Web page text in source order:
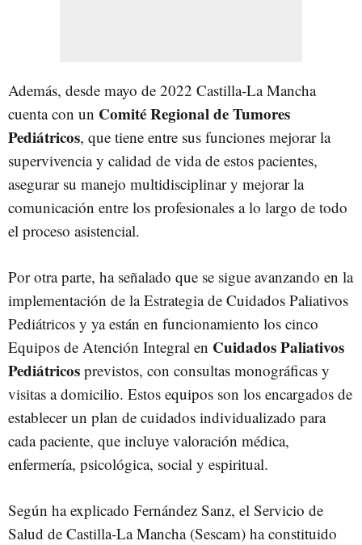
Además, desde mayo de 2022 Castilla-La Mancha
cuenta con un Comité Regional de Tumores
Pediátricos, que tiene entre sus funciones mejorar la
supervivencia y calidad de vida de estos pacientes,
asegurar su manejo multidisciplinar y mejorar la
comunicación entre los profesionales a lo largo de todo
el proceso asistencial.
Por otra parte, ha señalado que se sigue avanzando en la
implementación de la Estrategia de Cuidados Paliativos
Pediátricos y ya están en funcionamiento los cinco
Equipos de Atención Integral en Cuidados Paliativos
Pediátricos previstos, con consultas monográficas y
visitas a domicilio. Estos equipos son los encargados de
establecer un plan de cuidados individualizado para
cada paciente, que incluye valoración médica,
enfermería, psicológica, social y espiritual.
Según ha explicado Fernández Sanz, el Servicio de
Salud de Castilla-La Mancha (Sescam) ha constituido